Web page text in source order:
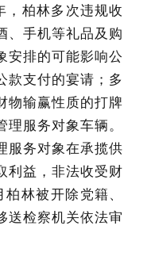
柏林多次违规收
、手机等礼品及购
安排的可能影响公
款支付的宴请；多
物输赢性质的打牌
服务对象车辆。
服务对象在承揽供
利益，非法收受财
林被开除党籍、
送检察机关依法审